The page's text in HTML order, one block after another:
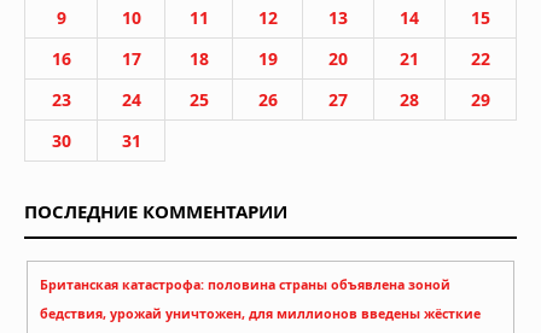
9
10 11 12 13 14
15
16
17 18 19 20 21
22
23
24 25 26 27 28
29
30
31
ПОСЛЕДНИЕ КОММЕНТАРИИ
Британская катастрофа: половина страны объявлена зоной
бедствия, урожай уничтожен, для миллионов введены жёсткие